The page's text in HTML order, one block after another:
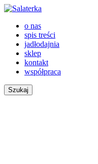
o nas
spis treści
jadłodajnia
sklep
kontakt
współpraca
Szukaj